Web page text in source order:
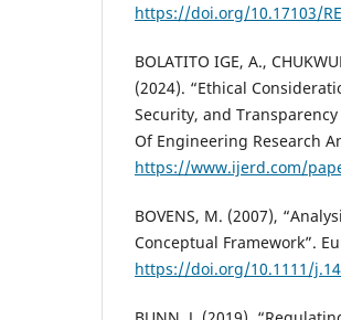
https://doi.org/10.17103/
BOLATITO IGE, A.,
(2024). “Ethical
Security, and
Of Engineering Research
https://www.ijerd.com/
BOVENS, M. (2007),
Conceptual Framework”.
https://doi.org/10.1111/